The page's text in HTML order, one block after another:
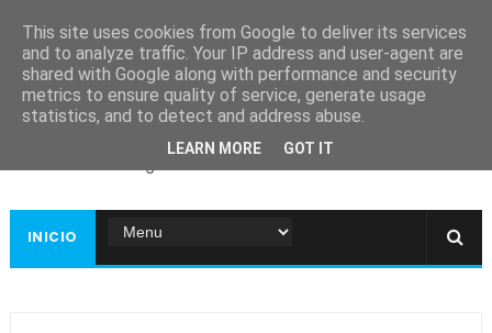
Ayuntamiento de
Guadiana
INICIO
This site uses cookies from Google to deliver its services
and to analyze traffic. Your IP address and user-agent are
shared with Google along with performance and security
metrics to ensure quality of service, generate usage
statistics, and to detect and address abuse.
LEARN MORE GOT IT